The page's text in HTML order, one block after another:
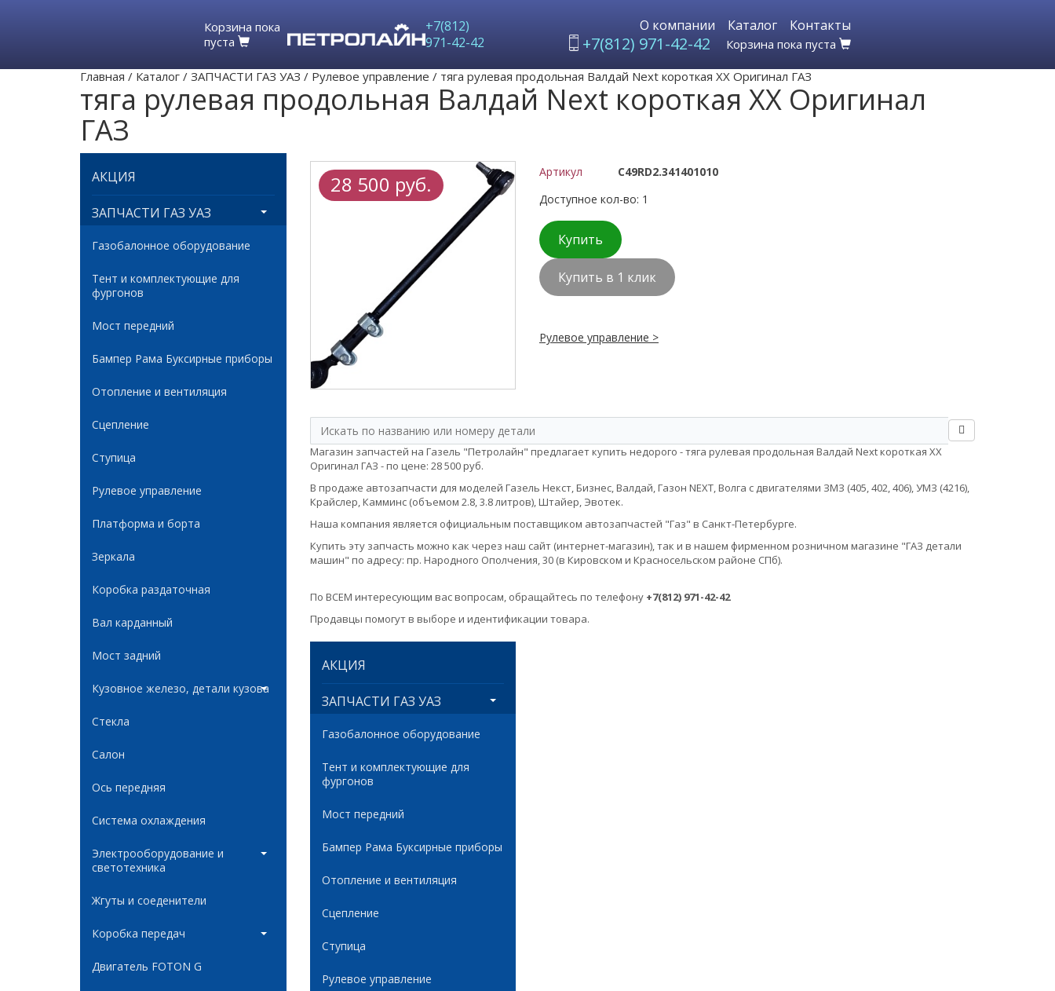
Корзина пока
пуста
+7(812)
971-42-42
О компании Каталог Контакты
+7(812) 971-42-42 Корзина пока пуста
Главная / Каталог / ЗАПЧАСТИ ГАЗ УАЗ / Рулевое управление / тяга рулевая продольная Валдай Next короткая ХХ Оригинал ГАЗ
тяга рулевая продольная Валдай Next короткая ХХ Оригинал
ГАЗ
АКЦИЯ
ЗАПЧАСТИ ГАЗ УАЗ
Газобалонное оборудование
Тент и комплектующие для
фургонов
Мост передний
Бампер Рама Буксирные приборы
Отопление и вентиляция
Сцепление
Ступица
Рулевое управление
Платформа и борта
Зеркала
Коробка раздаточная
Вал карданный
Мост задний
Кузовное железо, детали кузова
Стекла
Салон
Ось передняя
Система охлаждения
Электрооборудование и
светотехника
Жгуты и соеденители
Коробка передач
Двигатель FOTON G
28 500 руб. Артикул
C49RD2.341401010
Доступное кол-во: 1
Купить
Купить в 1 клик
Рулевое управление >
Магазин запчастей на Газель "Петролайн" предлагает купить недорого - тяга рулевая продольная Валдай Next короткая ХХ
Оригинал ГАЗ - по цене: 28 500 руб.
В продаже автозапчасти для моделей Газель Некст, Бизнес, Валдай, Газон NEXT, Волга с двигателями ЗМЗ (405, 402, 406), УМЗ (4216),
Крайслер, Камминс (объемом 2.8, 3.8 литров), Штайер, Эвотек.
Наша компания является официальным поставщиком автозапчастей "Газ" в Санкт-Петербурге.
Купить эту запчасть можно как через наш сайт (интернет-магазин), так и в нашем фирменном розничном магазине "ГАЗ детали
машин" по адресу: пр. Народного Ополчения, 30 (в Кировском и Красносельском районе СПб).
По ВСЕМ интересующим вас вопросам, обращайтесь по телефону +7(812) 971-42-42
Продавцы помогут в выборе и идентификации товара.
АКЦИЯ
ЗАПЧАСТИ ГАЗ УАЗ
Газобалонное оборудование
Тент и комплектующие для
фургонов
Мост передний
Бампер Рама Буксирные приборы
Отопление и вентиляция
Сцепление
Ступица
Рулевое управление